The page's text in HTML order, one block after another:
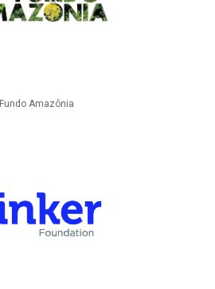
Fundo Amazônia